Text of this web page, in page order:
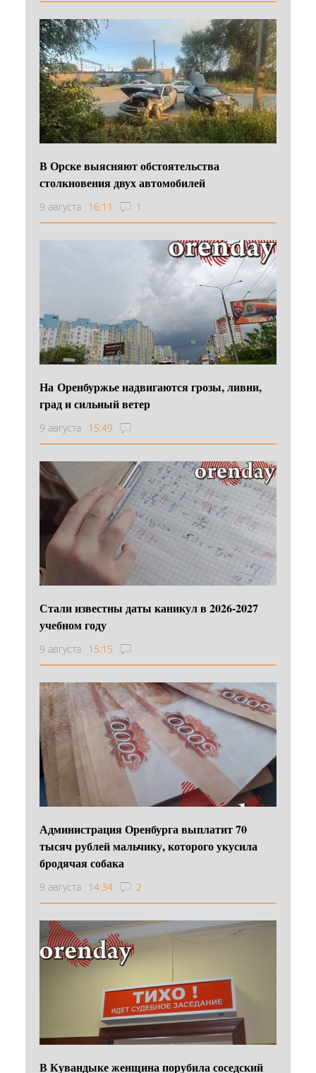
В Орске выясняют обстоятельства
столкновения двух автомобилей
9 августа 16:11 1
На Оренбуржье надвигаются грозы, ливни,
град и сильный ветер
9 августа 15:49
Стали известны даты каникул в 2026-2027
учебном году
9 августа 15:15
Администрация Оренбурга выплатит 70
тысяч рублей мальчику, которого укусила
бродячая собака
9 августа 14:34 2
В Кувандыке женщина порубила соседский